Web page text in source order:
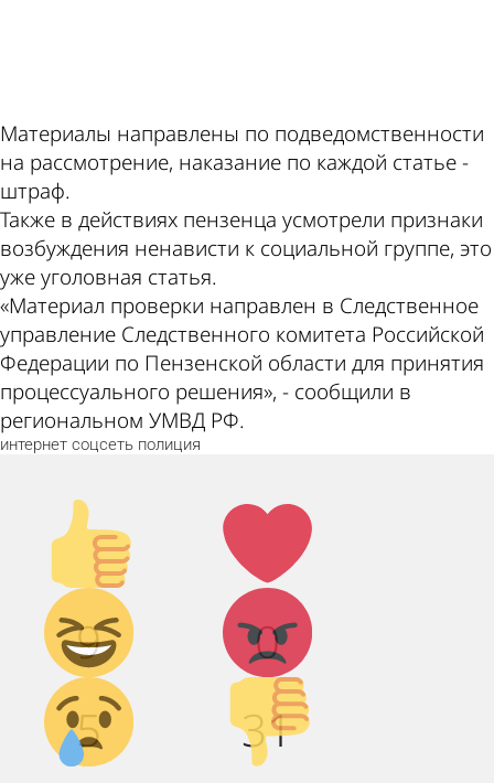
Материалы направлены по подведомственности
на рассмотрение, наказание по каждой статье -
штраф.
Также в действиях пензенца усмотрели признаки
возбуждения ненависти к социальной группе, это
уже уголовная статья.
«Материал проверки направлен в Следственное
управление Следственного комитета Российской
Федерации по Пензенской области для принятия
процессуального решения», - сообщили в
региональном УМВД РФ.
интернет соцсеть полиция
Палец
вверх!
9
Лайк!
0
Дикий
смех!
5
Агрессия!
31
Грусть :(
Палец
вниз!